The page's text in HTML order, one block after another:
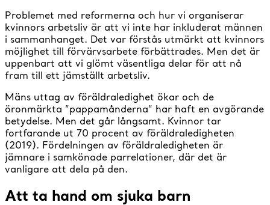
Problemet med reformerna och hur vi organiserar
kvinnors arbetsliv är att vi inte har inkluderat männen
i sammanhanget. Det var förstås utmärkt att kvinnors
möjlighet till förvärvsarbete förbättrades. Men det är
uppenbart att vi glömt väsentliga delar för att nå
fram till ett jämställt arbetsliv.
Mäns uttag av föräldraledighet ökar och de
öronmärkta ”pappamånderna” har haft en avgörande
betydelse. Men det går långsamt. Kvinnor tar
fortfarande ut 70 procent av föräldraledigheten
(2019). Fördelningen av föräldraledigheten är
jämnare i samkönade parrelationer, där det är
vanligare att dela på den.
Att ta hand om sjuka barn